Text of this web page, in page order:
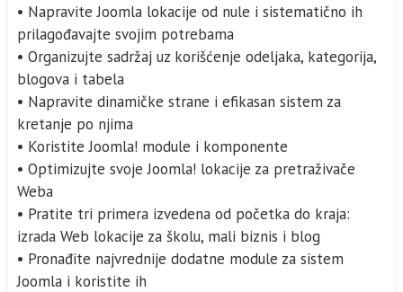
• Napravite Joomla lokacije od nule i sistematično ih
prilagođavajte svojim potrebama
• Organizujte sadržaj uz korišćenje odeljaka, kategorija,
blogova i tabela
• Napravite dinamičke strane i efikasan sistem za
kretanje po njima
• Koristite Joomla! module i komponente
• Optimizujte svoje Joomla! lokacije za pretraživače
Weba
• Pratite tri primera izvedena od početka do kraja:
izrada Web lokacije za školu, mali biznis i blog
• Pronađite najvrednije dodatne module za sistem
Joomla i koristite ih